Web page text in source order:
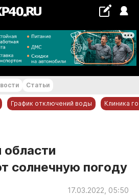
+17...+18 °С
Статьи
График отключений воды Клиника
солнечную погоду
17.03.2022, 05:50